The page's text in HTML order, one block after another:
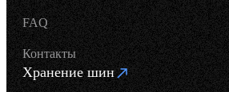
FAQ
Контакты
Хранение шин